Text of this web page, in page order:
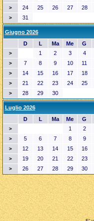
> 24 25 26 27 28
> 31
Giugno 2026
D
L Ma Me G
> 1 2 3 4
> 7 8 9 10 11
> 14 15 16 17 18
> 21 22 23 24 25
> 28 29 30
Luglio 2026
D
L Ma Me G
> 1 2
> 5 6 7 8 9
> 12 13 14 15 16
> 19 20 21 22 23
> 26 27 28 29 30